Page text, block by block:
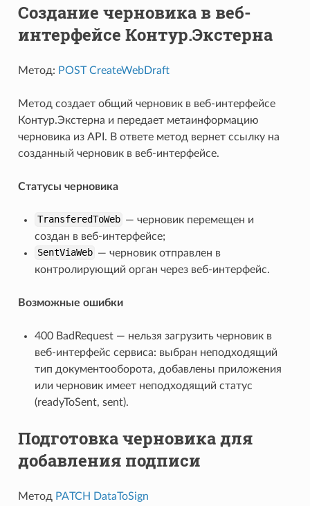
Создание черновика в веб-
интерфейсе Контур.Экстерна
Метод: POST CreateWebDraft
Метод создает общий черновик в веб-интерфейсе
Контур.Экстерна и передает метаинформацию
черновика из API. В ответе метод вернет ссылку на
созданный черновик в веб-интерфейсе.
Статусы черновика
TransferedToWeb — черновик перемещен и
создан в веб-интерфейсе;
SentViaWeb — черновик отправлен в
контролирующий орган через веб-интерфейс.
Возможные ошибки
400 BadRequest — нельзя загрузить черновик в
веб-интерфейс сервиса: выбран неподходящий
тип документооборота, добавлены приложения
или черновик имеет неподходящий статус
(readyToSent, sent).
Подготовка черновика для
добавления подписи
Метод PATCH DataToSign